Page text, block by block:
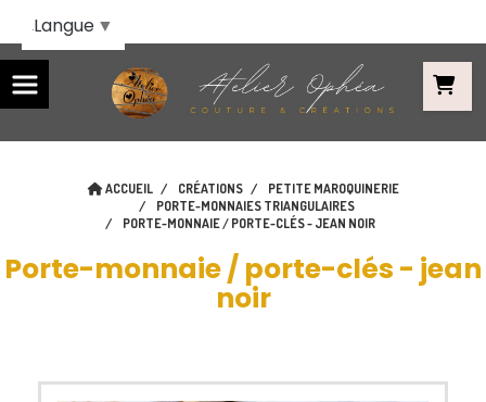
ACCUEIL CRÉATIONS
PETITE MAROQUINERIE
PORTE-MONNAIES TRIANGULAIRES
PORTE-MONNAIE / PORTE-CLÉS - JEAN NOIR
Porte-monnaie / porte-clés - jean
noir
Langue ▼